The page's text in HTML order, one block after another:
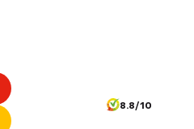
8.8/10